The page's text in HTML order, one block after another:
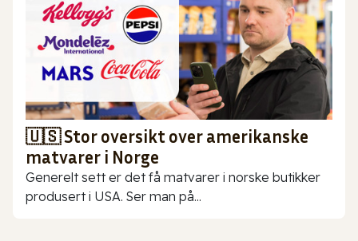
🇺🇸 Stor oversikt over amerikanske
matvarer i Norge
Generelt sett er det få matvarer i norske butikker
produsert i USA. Ser man på...